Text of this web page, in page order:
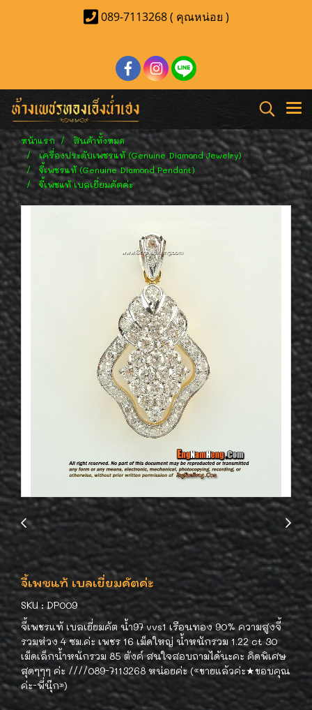
089-7113268 ( คุณหน่อย )
หน้าแรก
สินค้าทั้งหมด
เครื่องประดับเพชรแท้ (Genuine Diamond Jewelry)
จี้เพชรแท้ (Genuine Diamond Pendant)
จี้เพชแท้ เบลเยี่ยมคัตค่ะ
จี้เพชแท้ เบลเยี่ยมคัตค่ะ
SKU : DP009
จี้เพชรแท้ เบลเยี่ยมคัต น้ำ97 vvs1 เรือนทอง 90% ความสูงจี้
รวมห่วง 4 ซม.ค่ะ เพชร 16 เม็ดใหญ่ น้ำหนักรวม 1.22 ct 30
เม็ดเล็กน้ำหนักรวม 85 ตังค์ สนใจสอบถามได้นะคะ คิดพิเศษ
สุดๆๆๆ ค่ะ ////089-7113268 หน่อยค่ะ («ขายแล้วค่ะ★ขอบคุณ
ค่ะ-พี่นุ๊ก»)